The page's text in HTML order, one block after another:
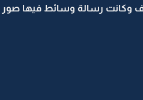
وكانت رسالة وسائط فيها